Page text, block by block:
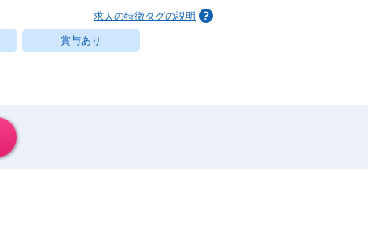
求人の特徴タグの説明
賞与あり